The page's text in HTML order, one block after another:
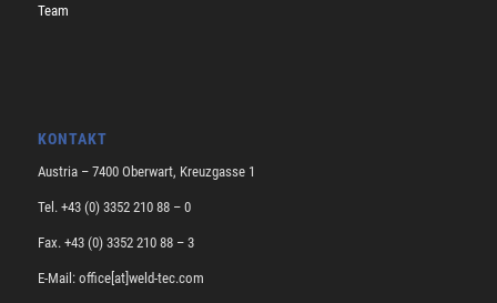
Team
KONTAKT
Austria – 7400 Oberwart, Kreuzgasse 1
Tel. +43 (0) 3352 210 88 – 0
Fax. +43 (0) 3352 210 88 – 3
E-Mail: office[at]weld-tec.com